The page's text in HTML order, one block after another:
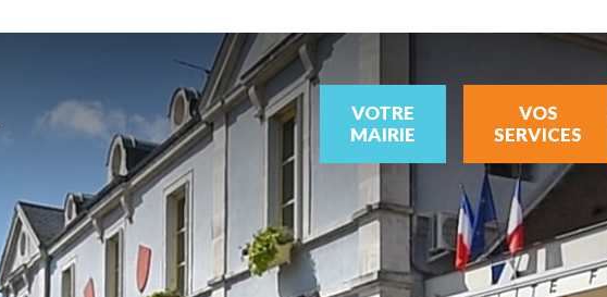
VOTRE
MAIRIE
VOS
SERVICES